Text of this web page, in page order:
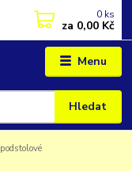
Menu
Hledat
0 ks
za 0,00 Kč
podstolové